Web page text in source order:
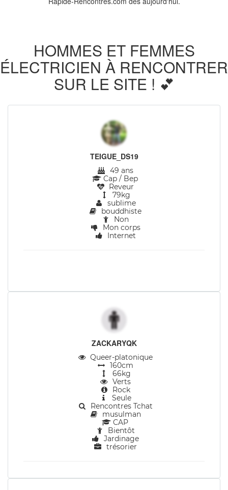
HOMMES ET FEMMES
ÉLECTRICIEN À RENCONTRER
SUR LE SITE ! 💕
TEIGUE_DS19
49 ans
Cap / Bep
Reveur
79kg
sublime
bouddhiste
Non
Mon corps
Internet
ZACKARYQK
Queer-platonique
160cm
66kg
Verts
Rock
Seule
Rencontres Tchat
musulman
CAP
Bientôt
Jardinage
trésorier